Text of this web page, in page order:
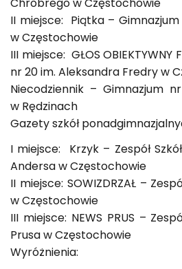
II miejsce: Piątka – Gimnazjum
w Częstochowie
III miejsce: GŁOS OBIEKTYWNY
nr 20 im. Aleksandra Fredry w
Niecodziennik – Gimnazjum
w Rędzinach
Gazety szkół
I miejsce: Krzyk – Zespół
Andersa w Częstochowie
II miejsce: SOWIZDRZAŁ –
w Częstochowie
III miejsce: NEWS PRUS –
Prusa w Częstochowie
Wyróżnienia: